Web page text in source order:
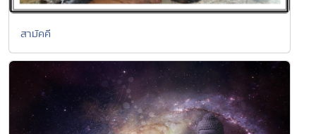
สามัคคี